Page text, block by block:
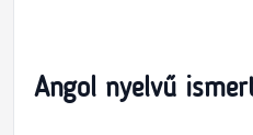
Angol nyelvű